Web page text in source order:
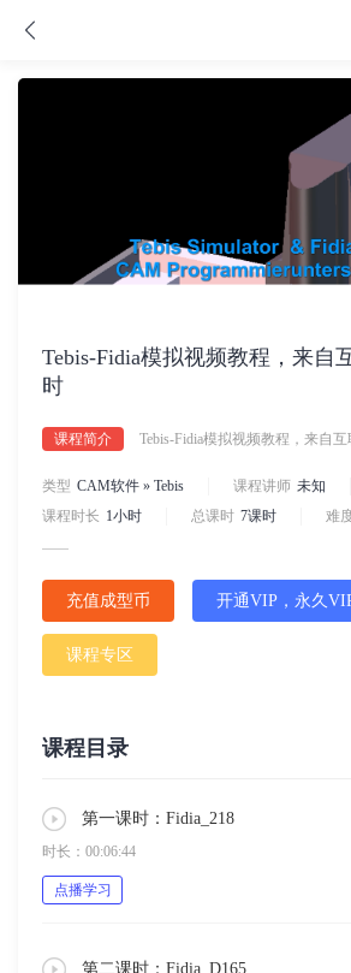
Tebis-Fidia模拟视频教程，来自
时
课程简介 Tebis-Fidia模拟视频教程，来自
类型 CAM软件 » Tebis 课程讲师 未知
课程时长 1小时 总课时 7课时 难
充值成型币 开通VIP，永久
课程专区
课程目录
第一课时：Fidia_218
时长：00:06:44
点播学习
第二课时：Fidia_D165